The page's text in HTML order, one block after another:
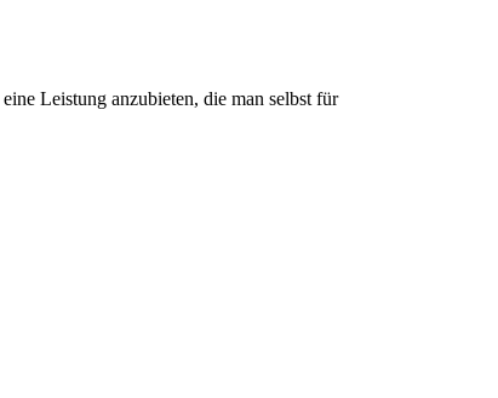
Leistung anzubieten, die man selbst für